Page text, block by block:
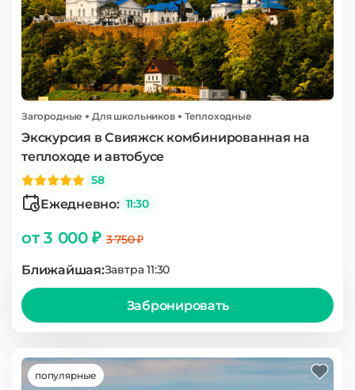
Загородные Для школьников Теплоходные
Экскурсия в Свияжск комбинированная на
теплоходе и автобусе
58
Ежедневно: 11:30
от 3 000 ₽3 750 ₽
Ближайшая:Завтра 11:30
Забронировать
популярные